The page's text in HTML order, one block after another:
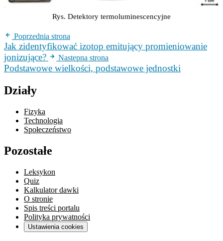
Rys. Detektory termoluminescencyjne
Poprzednia strona
Jak zidentyfikować izotop emitujący promieniowanie
jonizujące?
Następna strona
Podstawowe wielkości, podstawowe jednostki
Działy
Fizyka
Technologia
Społeczeństwo
Pozostałe
Leksykon
Quiz
Kalkulator dawki
O stronie
Spis treści portalu
Polityka prywatności
Ustawienia cookies